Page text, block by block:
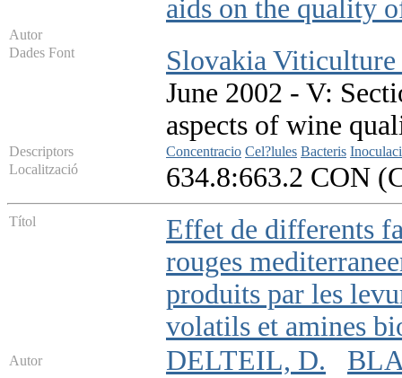
aids on the quality
Autor
Dades Font
Slovakia Viticulture
June 2002 - V:
aspects of wine
Descriptors Concentracio Cel?lules Bacteris
Localització
634.8:663.2 CON
Títol
Effet de differents
rouges
produits par les
volatils et amines
Autor DELTEIL, D.